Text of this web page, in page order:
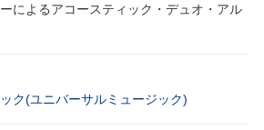
によるアコースティック・デュオ・アル
ク(ユニバーサルミュージック)